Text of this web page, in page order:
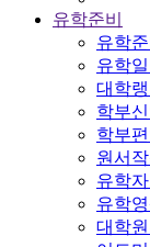
유학준비
유학
유학
대학
학부
학부
원서
유학
유학
대학